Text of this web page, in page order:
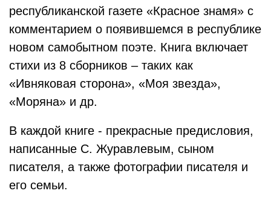
республиканской газете «Красное знамя» с
комментарием о появившемся в республике
новом самобытном поэте. Книга включает
стихи из 8 сборников – таких как
«Ивняковая сторона», «Моя звезда»,
«Моряна» и др.
В каждой книге - прекрасные предисловия,
написанные С. Журавлевым, сыном
писателя, а также фотографии писателя и
его семьи.